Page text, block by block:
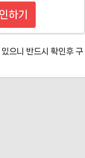
하기
으니 반드시 확인후 구